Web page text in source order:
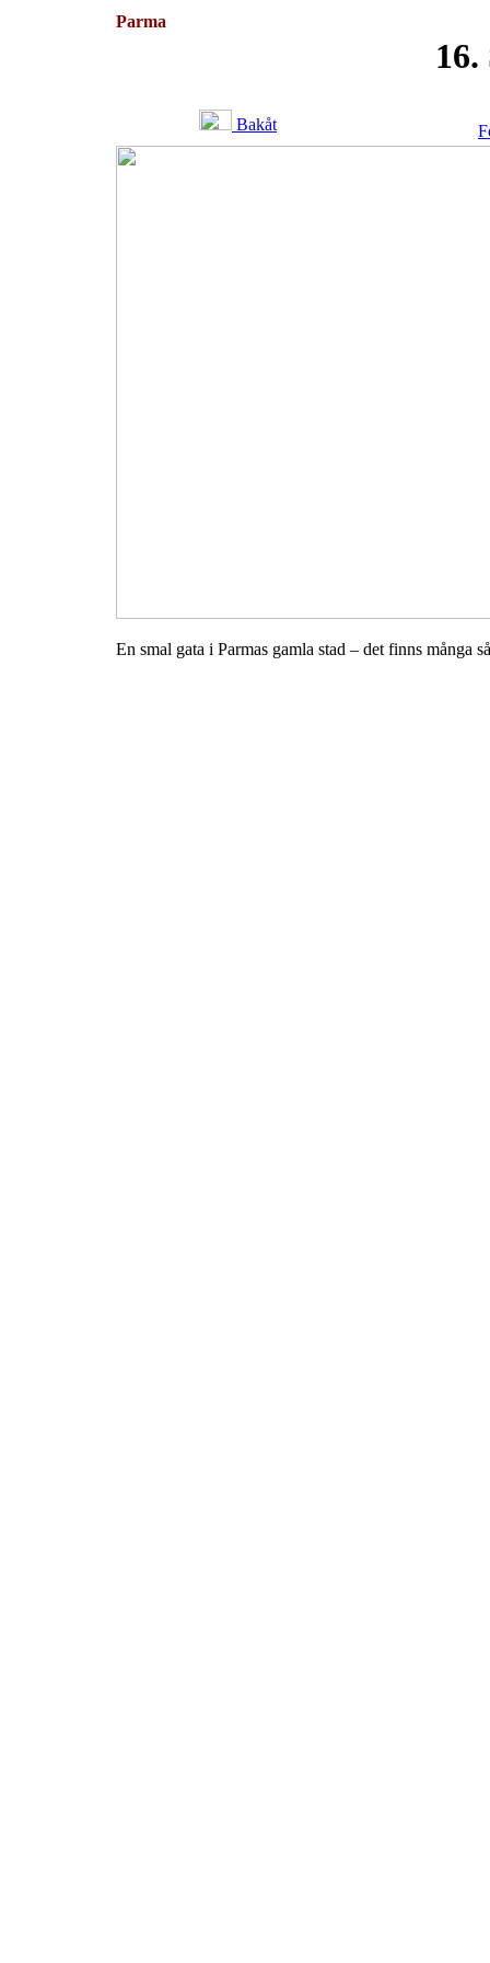
Parma
Bakåt
En smal gata i Parmas gamla stad – det finns många